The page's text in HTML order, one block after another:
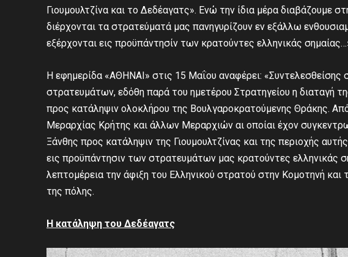
Γιουμουλτζίνα και το Δεδέαγατς». Ενώ την ίδια μέρα διαβάζουμε
διέρχονται τα στρατεύματά μας πανηγυρίζουν εν εξάλλω
εξέρχονται εις προϋπάντησίν των κρατούντες ελληνικάς
Η εφημερίδα «ΑΘΗΝΑΙ» στις 15 Μαΐου αναφέρει:
στρατευμάτων, εδόθη παρά του ημετέρου Στρατηγείου η διαταγή
προς κατάληψιν ολοκλήρου της Βουλγαροκρατούμενης Θράκης.
Μεραρχίας Κρήτης και άλλων Μεραρχιών αι οποίαι έχον
Ξάνθης προς κατάληψιν της Γιουμουλτζίνας και της περιοχής
εις προϋπάντησιν των στρατευμάτων μας κρατούντες ελληνικάς
λεπτομέρεια την άφιξη του Ελληνικού στρατού στην Κομοτηνή
της πόλης.
Η κατάληψη του Δεδέαγατς